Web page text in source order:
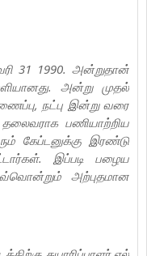
31 1990. அன்றுதான்
அன்று முதல்
நட்பு இன்று வரை
தலைவராக பணியாற்றிய
கேப்டனுக்கு இரண்டு
இப்படி பழைய
அற்புதமான